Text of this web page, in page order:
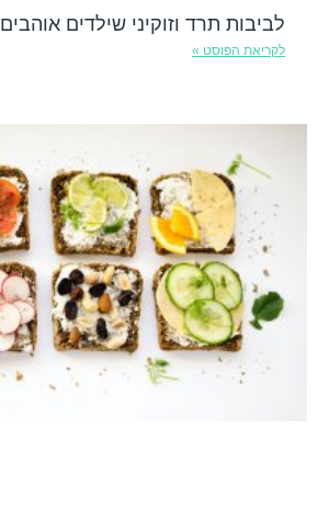
לביבות תרד וזוקיני שילדים אוהבים
לקריאת הפוסט »